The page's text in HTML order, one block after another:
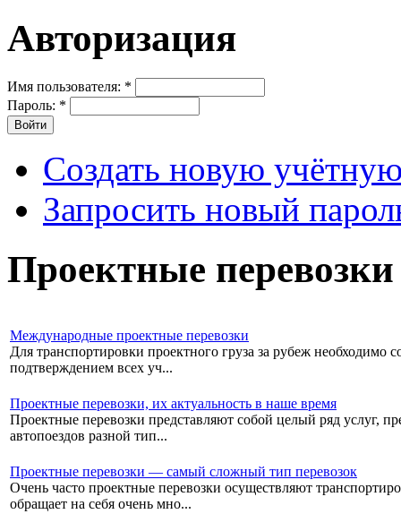
Авторизация
Имя пользователя: *
Пароль: *
Создать новую
Запросить новый
Проектные перевозки
Международные проектные перевозки
Для транспортировки проектного груза за рубеж необходимо
подтверждением всех уч...
Проектные перевозки, их актуальность в наше время
Проектные перевозки представляют собой целый ряд услуг,
автопоездов разной тип...
Проектные перевозки — самый сложный тип перевозок
Очень часто проектные перевозки осуществляют
обращает на себя очень мно...